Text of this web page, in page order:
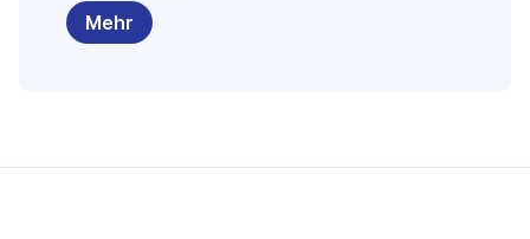
Mehr